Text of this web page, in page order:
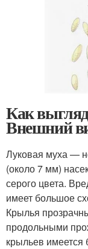
Как
Внешний
Луковая муха —
(около 7 мм)
серого цвета.
имеет большое
Крылья
продольными
крыльев имеется